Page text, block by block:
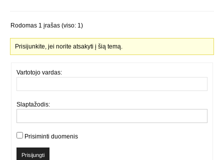
Rodomas 1 įrašas (viso: 1)
Prisijunkite, jei norite atsakyti į šią temą.
Vartotojo vardas:
Slaptažodis:
Prisiminti duomenis
Prisijungti